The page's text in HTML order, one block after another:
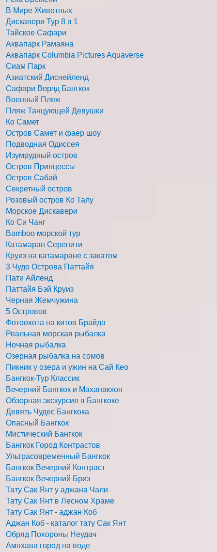
В Мире Животных
Дискавери Тур 8 в 1
Тайское Сафари
Аквапарк Рамаяна
Аквапарк Columbia Pictures Aquaverse
Сиам Парк
Азиатский Диснейленд
Сафари Ворлд Бангкок
Военный Пляж
Пляж Танцующей Девушки
Ко Самет
Остров Самет и фаер шоу
Подводная Одиссея
Изумрудный остров
Остров Принцессы
Остров Сабай
Секретный остров
Розовый остров Ко Талу
Морское Дискавери
Ко Си Чанг
Bamboo морской тур
Катамаран Серенити
Круиз на катамаране с закатом
3 Чудо Острова Паттайя
Пати Айленд
Паттайя Бэй Круиз
Черная Жемчужина
5 Островов
Фотоохота на китов Брайда
Реальная морская рыбалка
Ночная рыбалка
Озерная рыбалка на сомов
Пикник у озера и ужин на Сай Кео
Бангкок-Тур Классик
Вечерний Бангкок и Маханакхон
Обзорная экскурсия в Бангкоке
Девять Чудес Бангкока
Опасный Бангкок
Мистический Бангкок
Бангкок Город Контрастов
Ультрасовременный Бангкок
Бангкок Вечерний Контраст
Бангкок Вечерний Бриз
Тату Сак Янт у аджана Чали
Тату Сак Янт в Лесном Храме
Тату Сак Янт - аджан Коб
Аджан Коб - каталог тату Сак Янт
Обряд Похороны Неудач
Ампхава город на воде